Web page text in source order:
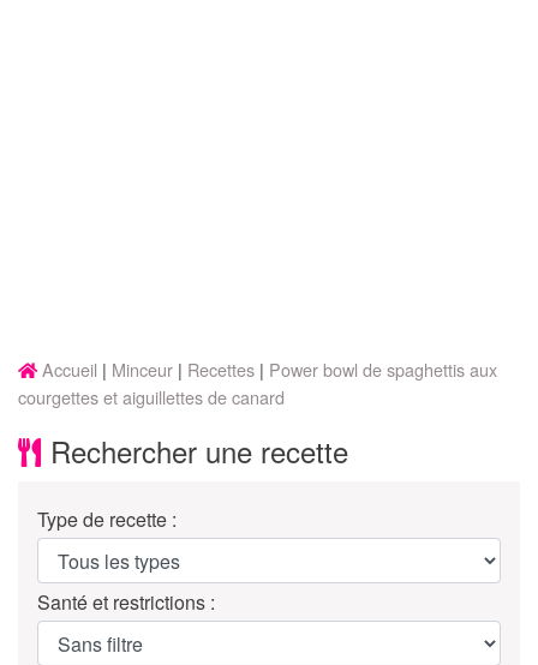
Accueil Minceur Recettes
Power bowl de spaghettis aux
courgettes et aiguillettes de canard
Rechercher une recette
Type de recette :
Santé et restrictions :